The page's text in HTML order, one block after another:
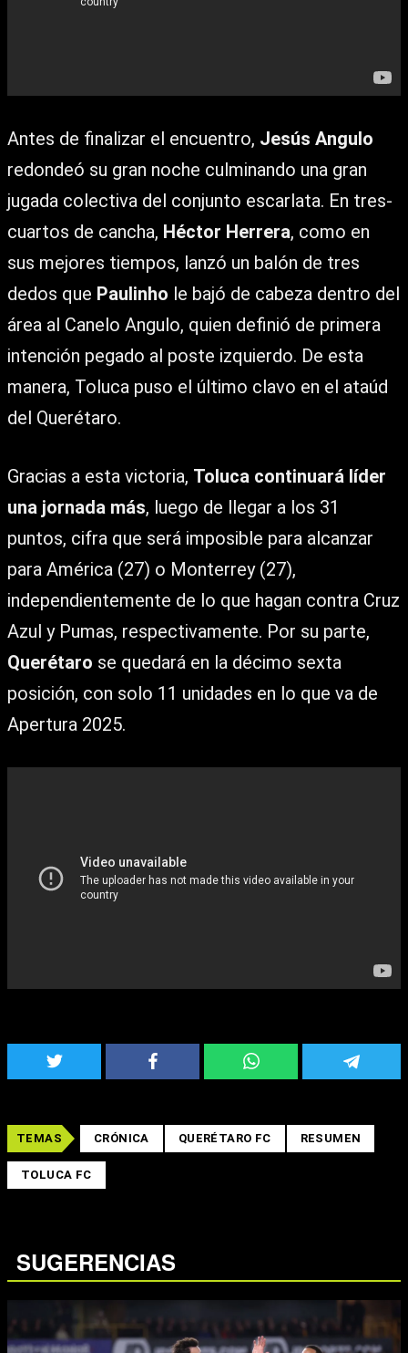
Antes de finalizar el encuentro, Jesús Angulo
redondeó su gran noche culminando una gran
jugada colectiva del conjunto escarlata. En tres-
cuartos de cancha, Héctor Herrera, como en
sus mejores tiempos, lanzó un balón de tres
dedos que Paulinho le bajó de cabeza dentro del
área al Canelo Angulo, quien definió de primera
intención pegado al poste izquierdo. De esta
manera, Toluca puso el último clavo en el ataúd
del Querétaro.
Gracias a esta victoria, Toluca continuará líder
una jornada más, luego de llegar a los 31
puntos, cifra que será imposible para alcanzar
para América (27) o Monterrey (27),
independientemente de lo que hagan contra Cruz
Azul y Pumas, respectivamente. Por su parte,
Querétaro se quedará en la décimo sexta
posición, con solo 11 unidades en lo que va de
Apertura 2025.
TEMAS CRÓNICA QUERÉTARO FC RESUMEN
TOLUCA FC
SUGERENCIAS